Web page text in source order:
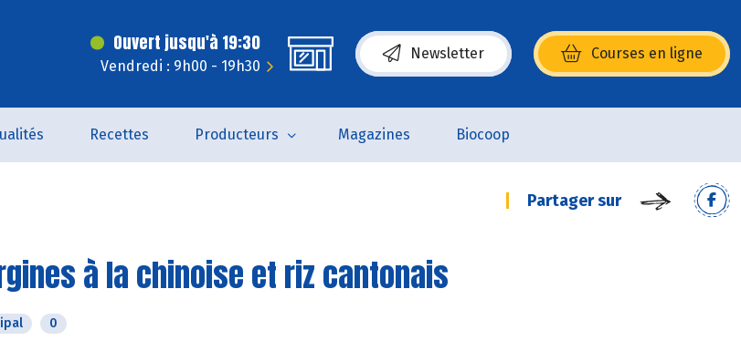
Ouvert jusqu'à 19:30
Vendredi : 9h00 - 19h30
Newsletter Courses en ligne
(s’ouvre dans une nouvelle fenêtre)
Recettes Producteurs Magazines Biocoop
Partager sur
à la chinoise et riz cantonais
0